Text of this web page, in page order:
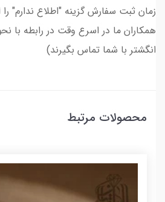
زمان ثبت سفارش گزینه "اطلاع ندارم" را
همکاران ما در اسرع وقت در رابطه با
انگشتر با شما تماس بگیرند)
محصولات مرتبط